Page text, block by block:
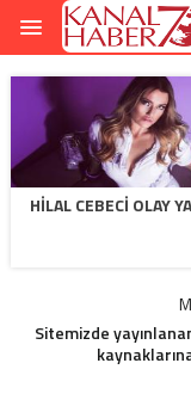
HILAL CEBECI OLAY
Sitemizde